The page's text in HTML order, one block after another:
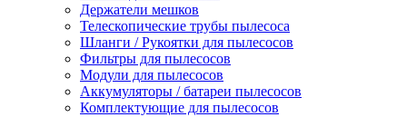
Держатели мешков
Телескопические трубы пылесоса
Шланги / Рукоятки для пылесосов
Фильтры для пылесосов
Модули для пылесосов
Аккумуляторы / батареи пылесосов
Комплектующие для пылесосов